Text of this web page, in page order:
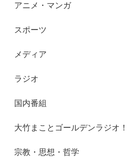
アニメ・マンガ
スポーツ
メディア
ラジオ
国内番組
大竹まことゴールデンラジオ！
宗教・思想・哲学